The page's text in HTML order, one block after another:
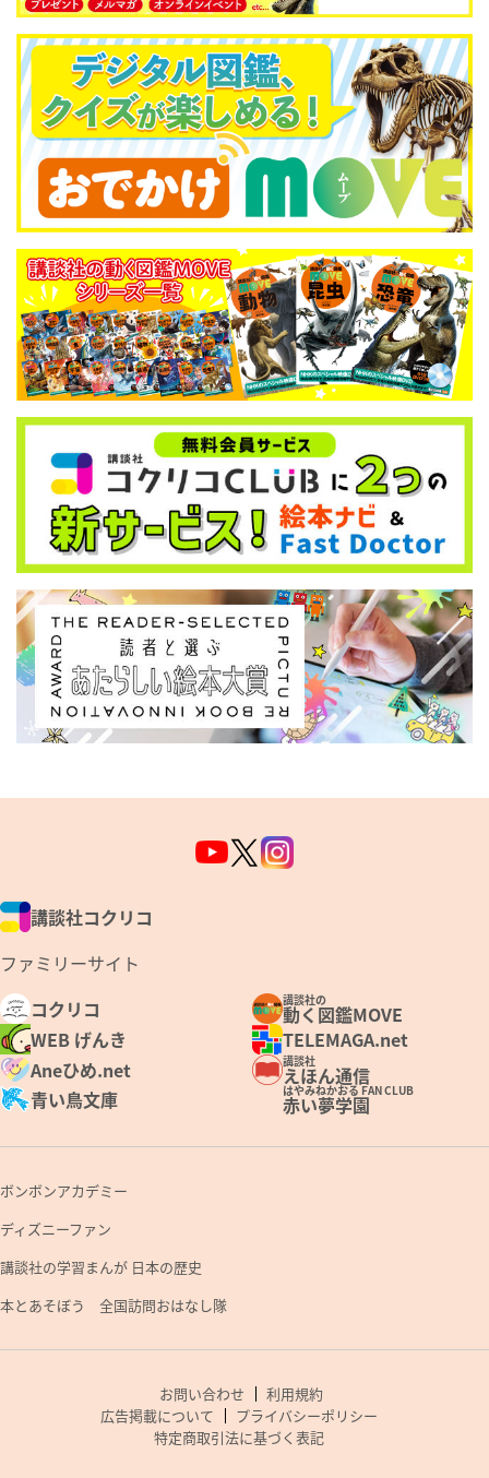
講談社コクリコ
ファミリーサイト
コクリコ
講談社の
動く図鑑MOVE
WEB げんき
TELEMAGA.net
Aneひめ.net
講談社
えほん通信
青い鳥文庫
はやみねかおる FAN CLUB
赤い夢学園
ボンボンアカデミー
ディズニーファン
講談社の学習まんが 日本の歴史
本とあそぼう 全国訪問おはなし隊
お問い合わせ
利用規約
広告掲載について
プライバシーポリシー
特定商取引法に基づく表記